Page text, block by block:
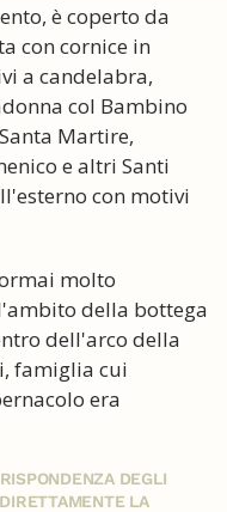
è coperto da
con cornice in
a candelabra,
col Bambino
Martire,
e altri Santi
con motivi
molto
della bottega
dell'arco della
famiglia cui
era
DEGLI
LA